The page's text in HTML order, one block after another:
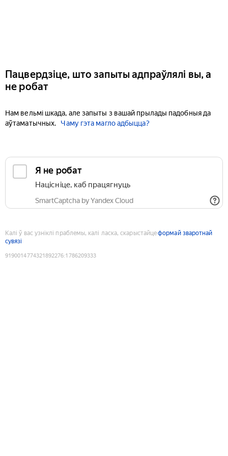
Пацвердзіце, што запыты адпраўлялі вы, а
не робат
Нам вельмі шкада, але запыты з вашай прылады падобныя да
аўтаматычных.
Чаму гэта магло адбыцца?
Я не робат
Націсніце, каб працягнуць
SmartCaptcha by Yandex Cloud
Калі ў вас узніклі праблемы, калі ласка, скарыстайцеформай зваротнай
сувязі
9190014774321892276:1786209333